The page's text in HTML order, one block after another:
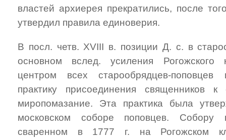
властей архиерея прекратились, после
утвердил правила единоверия.
В посл. четв. XVIII в. позиции Д. с. в
основном вслед. усиления Рогожского
центром всех старообрядцев-поповцев
практику присоединения священников к
миропомазание. Эта практика была
московском соборе поповцев. Собору
сваренном в 1777 г. на Рогожском